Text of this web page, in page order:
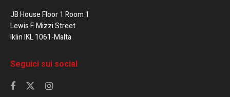
JB House Floor 1 Room 1
Lewis F. Mizzi Street
Iklin IKL 1061-Malta
Seguici sui social